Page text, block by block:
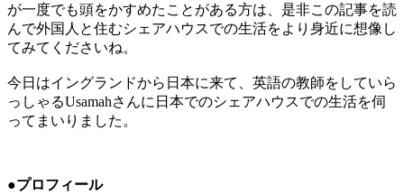
が一度でも頭をかすめたことがある方は、是非この記事を読
んで外国人と住むシェアハウスでの生活をより身近に想像し
てみてくださいね。
今日はイングランドから日本に来て、英語の教師をしていら
っしゃるUsamahさんに日本でのシェアハウスでの生活を伺
ってまいりました。
●プロフィール